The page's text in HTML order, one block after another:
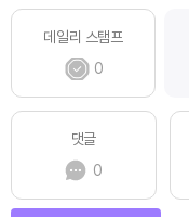
데일리 스탬프
0
댓글
0